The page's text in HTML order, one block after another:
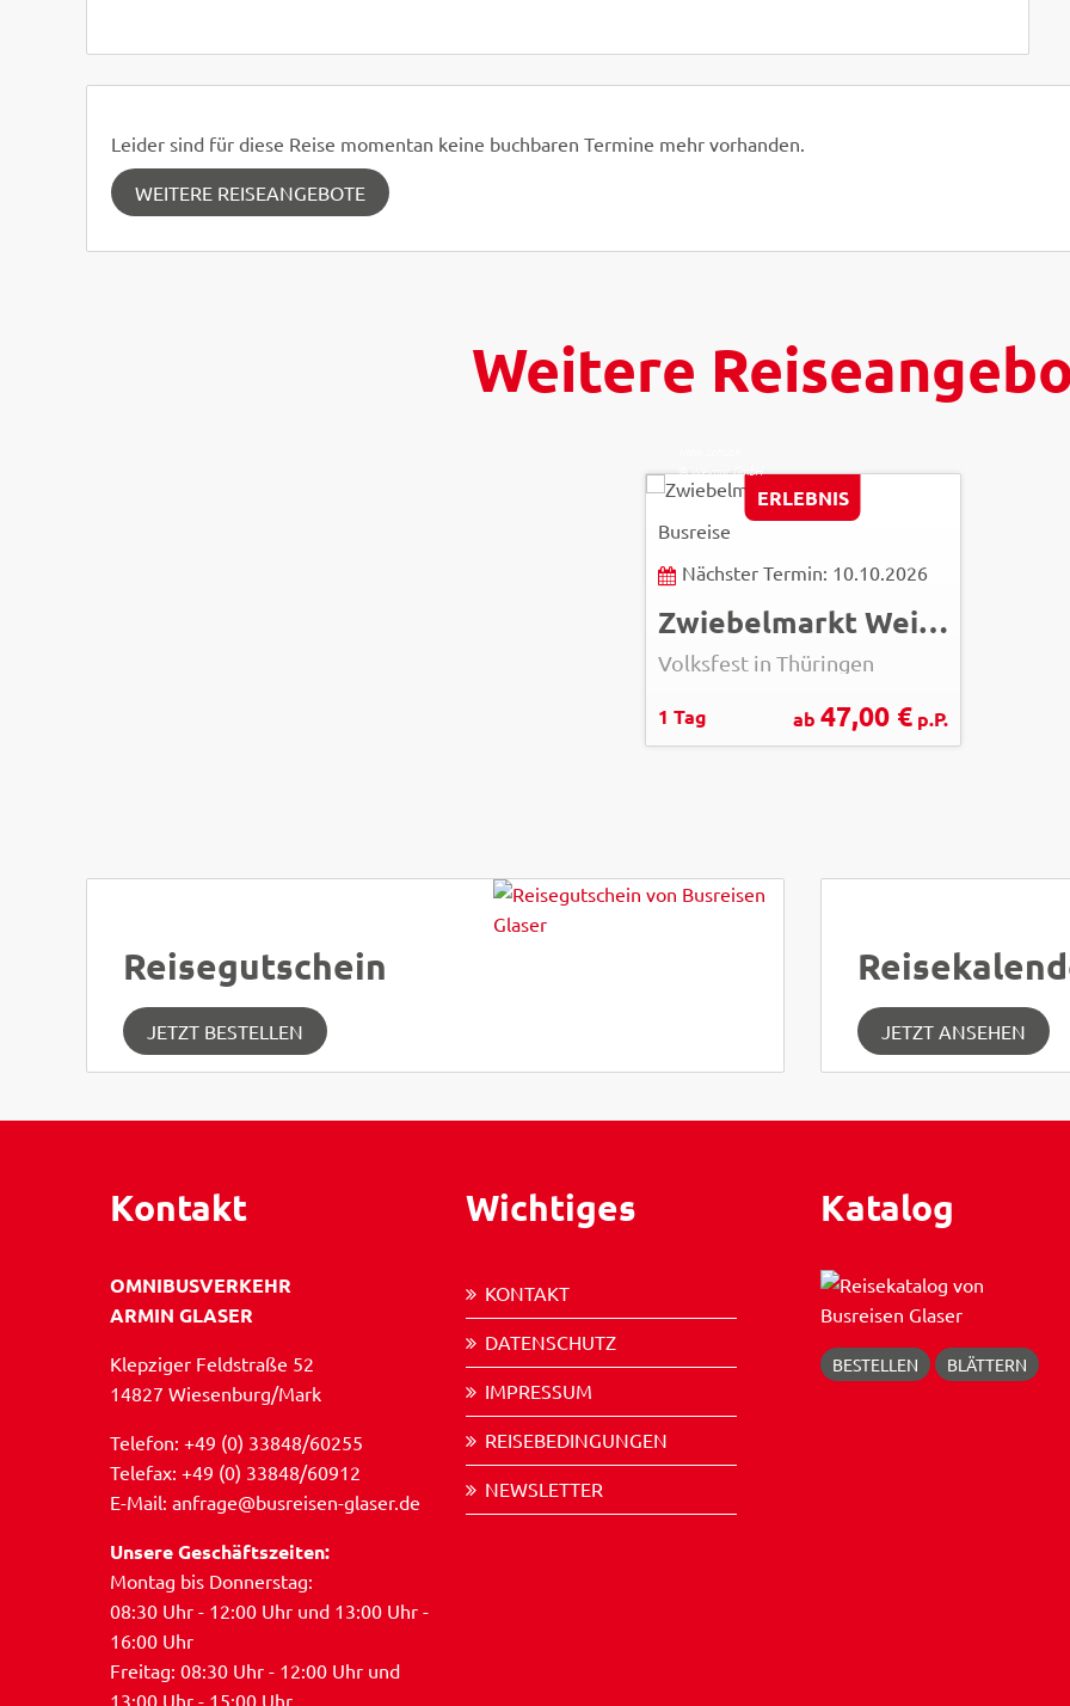
Leider sind für diese Reise momentan keine buchbaren Termine mehr vorhanden.
WEITERE REISEANGEBOTE
Weitere
© Weimar GmbH
ERLEBNIS
Busreise
Nächster Termin: 10.10.2026
Zwiebelmarkt Weimar
Volksfest in Thüringen
1 Tag ab 47,00 €p.P.
Reisegutschein
JETZT BESTELLEN JETZT ANSEHEN
Kontakt
OMNIBUSVERKEHR
ARMIN GLASER
Klepziger Feldstraße 52
14827 Wiesenburg/Mark
Telefon: +49 (0) 33848/60255
Telefax: +49 (0) 33848/60912
E-Mail: anfrage@busreisen-glaser.de
Unsere Geschäftszeiten:
Montag bis Donnerstag:
08:30 Uhr - 12:00 Uhr und 13:00 Uhr -
16:00 Uhr
Freitag: 08:30 Uhr - 12:00 Uhr und
13:00 Uhr - 15:00 Uhr
Wichtiges
KONTAKT
DATENSCHUTZ
IMPRESSUM
REISEBEDINGUNGEN
NEWSLETTER
Katalog
BESTELLEN BLÄTTERN